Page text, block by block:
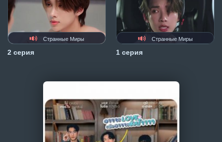
Странные Миры
2 серия
Странные Миры
1 серия